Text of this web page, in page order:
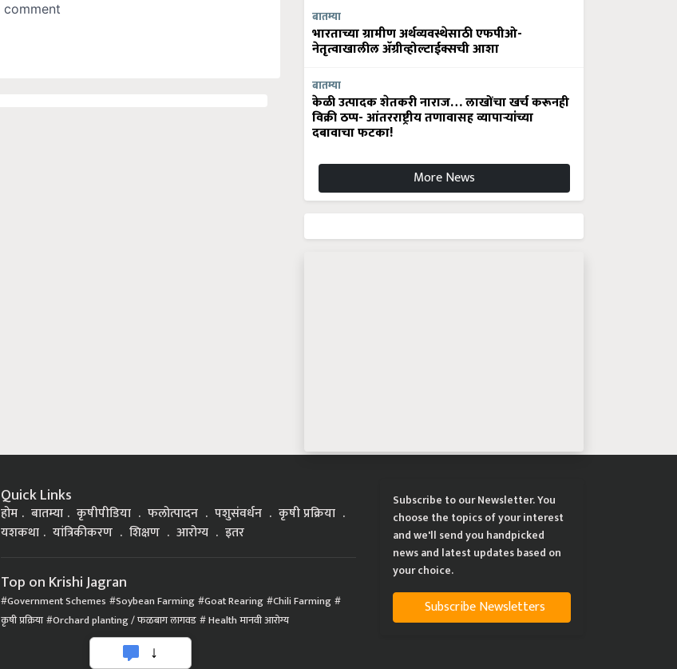
बातम्या
भारताच्या ग्रामीण अर्थव्यवस्थेसाठी एफपीओ-
नेतृत्वाखालील अ‍ॅग्रीव्होल्टाईक्सची आशा
बातम्या
केळी उत्पादक शेतकरी नाराज… लाखोंचा खर्च करूनही
विक्री ठप्प- आंतरराष्ट्रीय तणावासह व्यापाऱ्यांच्या
दबावाचा फटका!
More News
Quick Links
होम बातम्या कृषीपीडिया फलोत्पादन पशुसंवर्धन
कृषी प्रक्रिया
यशकथा
यांत्रिकीकरण शिक्षण आरोग्य इतर
Top on Krishi Jagran
Government Schemes Soybean Farming Goat Rearing Chili Farming
कृषी प्रक्रिया Orchard planting / फळबाग लागवड Health मानवी आरोग्य
Subscribe to our Newsletter. You
choose the topics of your interest
and we'll send you handpicked
news and latest updates based on
your choice.
Subscribe Newsletters